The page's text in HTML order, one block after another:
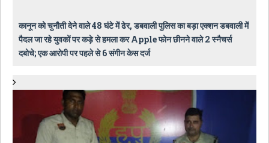
कानून को चुनौती देने वाले 48 घंटे में ढेर, डबवाली पुलिस का बड़ा एक्शन डबवाली में
पैदल जा रहे युवकों पर कड़े से हमला कर Apple फोन छीनने वाले 2 स्नैचर्स
दबोचे; एक आरोपी पर पहले से 6 संगीन केस दर्ज